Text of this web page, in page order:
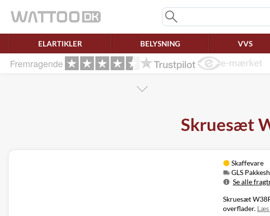
ELARTIKLER BELYSNING VVS
Fremragende
Skruesæt
Skaffevare
GLS
Se alle
Metode
GLS
Skruesæt
overflader.
Ret samtykke!